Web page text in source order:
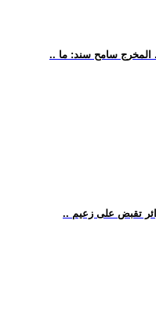
المخرج سامح سند: ما
تقبض على زعيم